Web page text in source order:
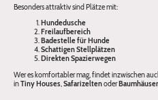
Besonders attraktiv sind Plätze mit:
Hundedusche
Freilaufbereich
Badestelle für Hunde
Schattigen Stellplätzen
Direkten Spazierwegen
Wer es komfortabler mag, findet inzwischen
inTiny Houses,Safarizeltenoder